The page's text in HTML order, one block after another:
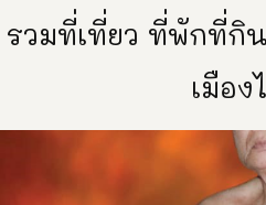
รวมที่เที่ยว ที่พักที่กิ
เมือง